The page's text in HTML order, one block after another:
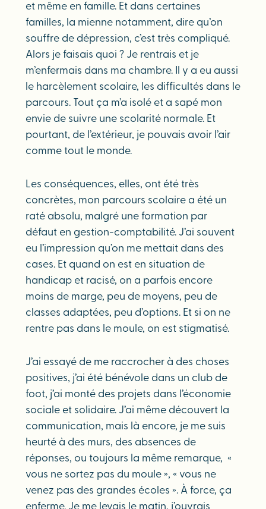
et même en famille. Et dans certaines
familles, la mienne notamment, dire qu’on
souffre de dépression, c’est très compliqué.
Alors je faisais quoi ? Je rentrais et je
m’enfermais dans ma chambre. Il y a eu aussi
le harcèlement scolaire, les difficultés dans le
parcours. Tout ça m’a isolé et a sapé mon
envie de suivre une scolarité normale. Et
pourtant, de l’extérieur, je pouvais avoir l’air
comme tout le monde.
Les conséquences, elles, ont été très
concrètes, mon parcours scolaire a été un
raté absolu, malgré une formation par
défaut en gestion-comptabilité. J’ai souvent
eu l’impression qu’on me mettait dans des
cases. Et quand on est en situation de
handicap et racisé, on a parfois encore
moins de marge, peu de moyens, peu de
classes adaptées, peu d’options. Et si on ne
rentre pas dans le moule, on est stigmatisé.
J’ai essayé de me raccrocher à des choses
positives, j’ai été bénévole dans un club de
foot, j’ai monté des projets dans l’économie
sociale et solidaire. J’ai même découvert la
communication, mais là encore, je me suis
heurté à des murs, des absences de
réponses, ou toujours la même remarque, «
vous ne sortez pas du moule », « vous ne
venez pas des grandes écoles ». À force, ça
enferme. Je me levais le matin, j’ouvrais